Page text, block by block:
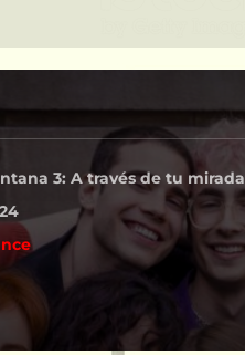
3: A través de tu mirada